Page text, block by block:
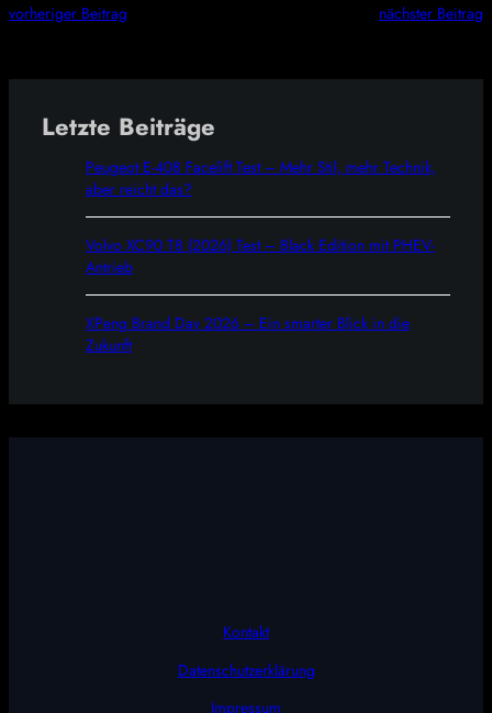
vorheriger Beitrag nächster Beitrag
Letzte Beiträge
Peugeot E-408 Facelift Test – Mehr Stil, mehr Technik,
aber reicht das?
Volvo XC90 T8 (2026) Test – Black Edition mit PHEV-
Antrieb
XPeng Brand Day 2026 – Ein smarter Blick in die
Zukunft
Kontakt
Datenschutzerklärung
Impressum